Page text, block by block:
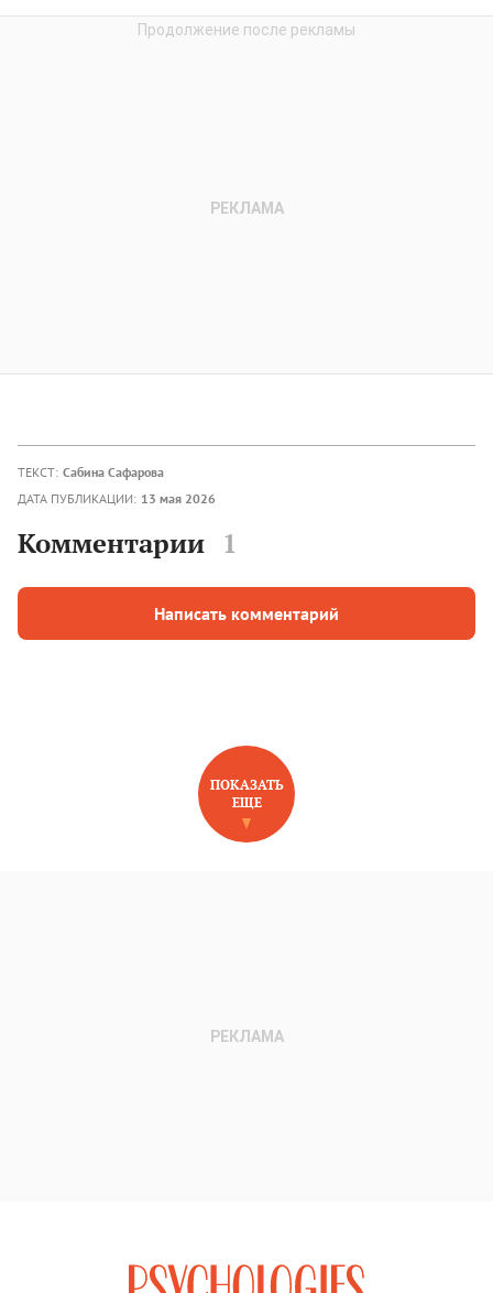
ТЕКСТ: Сабина Сафарова
ДАТА ПУБЛИКАЦИИ: 13 мая 2026
Комментарии 1
Написать комментарий
НОВОЕ НА САЙТЕ
ПОКАЗАТЬ
ЕЩЕ